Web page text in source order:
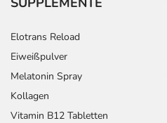
Elotrans Reload
Eiweißpulver
Melatonin Spray
Kollagen
Vitamin B12 Tabletten